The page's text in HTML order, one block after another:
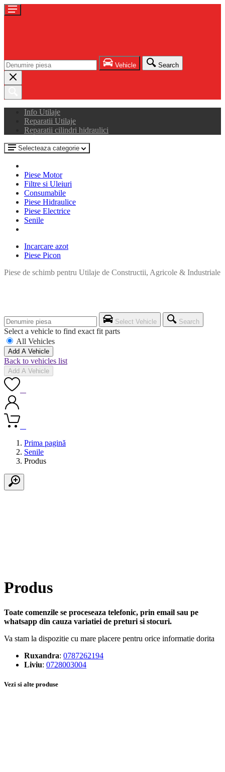
Vehicle Search
Info Utilaje
Reparatii Utilaje
Reparatii cilindri hidraulici
Selecteaza categorie
Piese Motor
Filtre si Uleiuri
Consumabile
Piese Hidraulice
Piese Electrice
Senile
Incarcare azot
Piese Picon
Piese de schimb pentru Utilaje de Constructii, Agricole & Industriale
Select Vehicle Search
Select a vehicle to find exact fit parts
All Vehicles
Add A Vehicle
Back to vehicles list
Add A Vehicle
Prima pagină
Senile
Produs
Produs
Toate comenzile se proceseaza telefonic, prin email sau pe
whatsapp din cauza variatiei de preturi si stocuri.
Va stam la dispozitie cu mare placere pentru orice informatie dorita
Ruxandra: 0787262194
Liviu: 0728003004
Vezi si alte produse